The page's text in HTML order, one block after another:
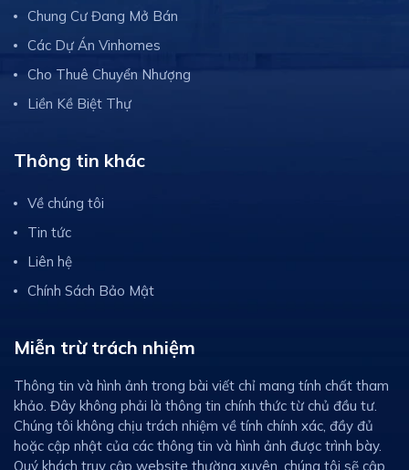
Chung Cư Đang Mở Bán
Các Dự Án Vinhomes
Cho Thuê Chuyển Nhượng
Liền Kề Biệt Thự
Thông tin khác
Về chúng tôi
Tin tức
Liên hệ
Chính Sách Bảo Mật
Miễn trừ trách nhiệm
Thông tin và hình ảnh trong bài viết chỉ mang tính chất tham
khảo. Đây không phải là thông tin chính thức từ chủ đầu tư.
Chúng tôi không chịu trách nhiệm về tính chính xác, đầy đủ
hoặc cập nhật của các thông tin và hình ảnh được trình bày.
Quý khách truy cập website thường xuyên, chúng tôi sẽ cập